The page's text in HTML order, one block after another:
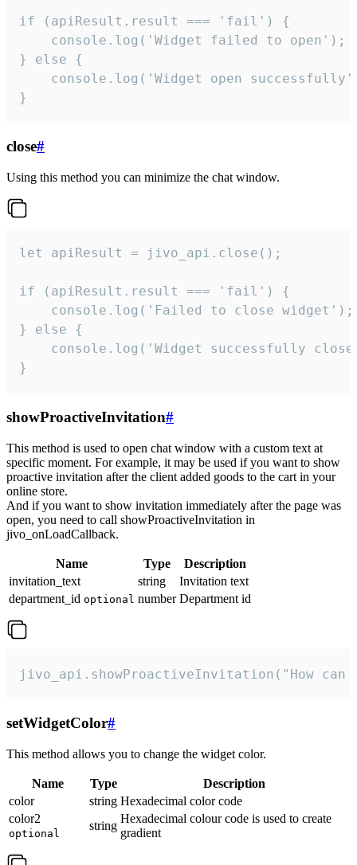
if (apiResult.result === 'fail') {
    console.log('Widget failed to open');
} else {
console.log('Widget open
}
close#
Using this method you can minimize the chat window.
let apiResult = jivo_api.close();
if (apiResult.result === 'fail') {
    console.log('Failed to close widget');
} else {
console.log('Widget successfully
}
showProactiveInvitation#
This method is used to open chat window with a custom text at
specific moment. For example, it may be used if you want to show
proactive invitation after the client added goods to the cart in your
online store.
And if you want to show invitation immediately after the page was
open, you need to call showProactiveInvitation in
jivo_onLoadCallback.
Name Type
Description
invitation_text
string
Invitation text
department_id optional number Department id
jivo_api.showProactiveInvitation("How
setWidgetColor#
This method allows you to change the widget color.
Name Type
Description
color
string Hexadecimal color code
color2
optional
string
Hexadecimal colour code is used to create
gradient